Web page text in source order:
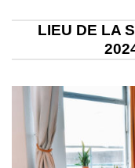
LIEU DE LA